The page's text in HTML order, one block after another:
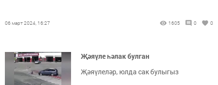
06 март 2024, 16:27 1605 0 0
Җәяүле һәлак булган
Җәяүлеләр, юлда сак булыгыз